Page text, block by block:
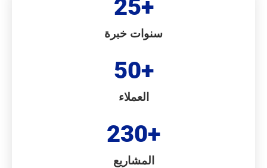
سنوات خبرة
25+
العملاء
50+
المشاريع
230+